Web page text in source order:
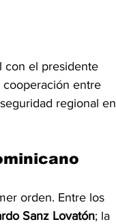
con el presidente
cooperación entre
regional en
orden. Entre los
Sanz Lovatón; la